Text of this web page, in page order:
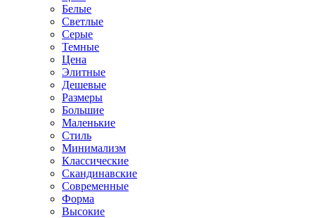
Белые
Светлые
Серые
Темные
Цена
Элитные
Дешевые
Размеры
Большие
Маленькие
Стиль
Минимализм
Классические
Скандинавские
Современные
Форма
Высокие